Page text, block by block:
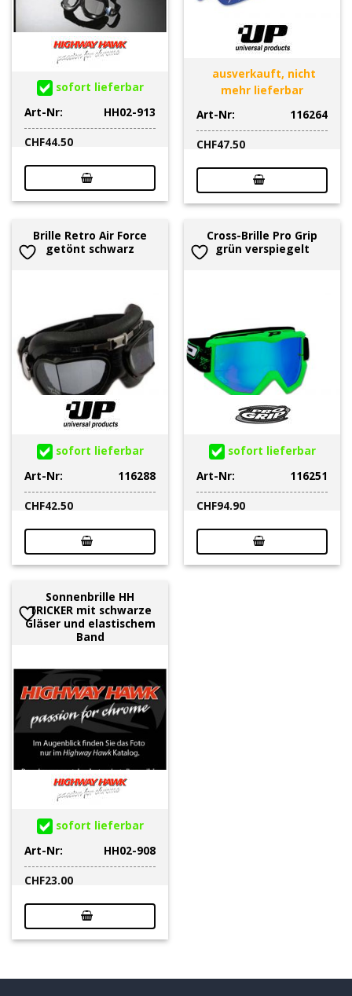
sofort lieferbar
Art-Nr:
HH02-913
CHF44.50
ausverkauft, nicht
mehr lieferbar
Art-Nr:
116264
CHF47.50
Brille Retro Air Force
getönt schwarz
sofort lieferbar
Art-Nr:
116288
CHF42.50
Cross-Brille Pro Grip
grün verspiegelt
sofort lieferbar
Art-Nr:
116251
CHF94.90
Sonnenbrille HH
TRICKER mit schwarze
Gläser und elastischem
Band
sofort lieferbar
Art-Nr:
HH02-908
CHF23.00